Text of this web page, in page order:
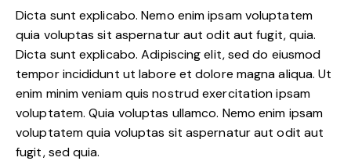
Dicta sunt explicabo. Nemo enim ipsam voluptatem
quia voluptas sit aspernatur aut odit aut fugit, quia.
Dicta sunt explicabo. Adipiscing elit, sed do eiusmod
tempor incididunt ut labore et dolore magna aliqua. Ut
enim minim veniam quis nostrud exercitation ipsam
voluptatem. Quia voluptas ullamco. Nemo enim ipsam
voluptatem quia voluptas sit aspernatur aut odit aut
fugit, sed quia.